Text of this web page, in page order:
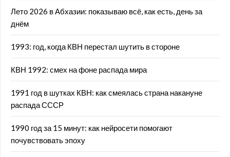
Лето 2026 в Абхазии: показываю всё, как есть, день за
днём
1993: год, когда КВН перестал шутить в стороне
КВН 1992: смех на фоне распада мира
1991 год в шутках КВН: как смеялась страна накануне
распада СССР
1990 год за 15 минут: как нейросети помогают
почувствовать эпоху